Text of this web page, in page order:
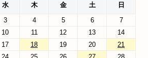
水 木 金 土
日
3 4 5 6
7
10 11 12 13
14
17 18 19 20
21